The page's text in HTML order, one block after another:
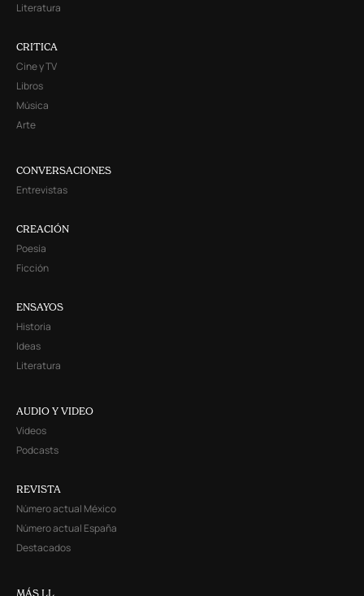
Literatura
CRITICA
Cine y TV
Libros
Música
Arte
CONVERSACIONES
Entrevistas
CREACIÓN
Poesía
Ficción
ENSAYOS
Historia
Ideas
Literatura
AUDIO Y VIDEO
Videos
Podcasts
REVISTA
Número actual México
Número actual España
Destacados
MÁS LL